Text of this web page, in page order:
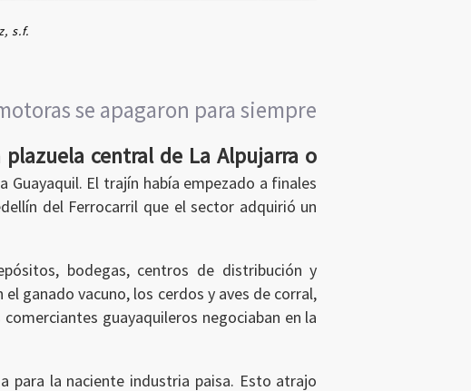
s.f.
se apagaron para siempre
central de La Alpujarra o
El trajín había empezado a finales
del Ferrocarril que el sector adquirió un
bodegas, centros de distribución y
ganado vacuno, los cerdos y aves de corral,
guayaquileros negociaban en la
para la naciente industria paisa. Esto atrajo